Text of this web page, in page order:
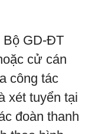
Bộ GD-ĐT
cử cán
công tác
xét tuyển tại
đoàn thanh